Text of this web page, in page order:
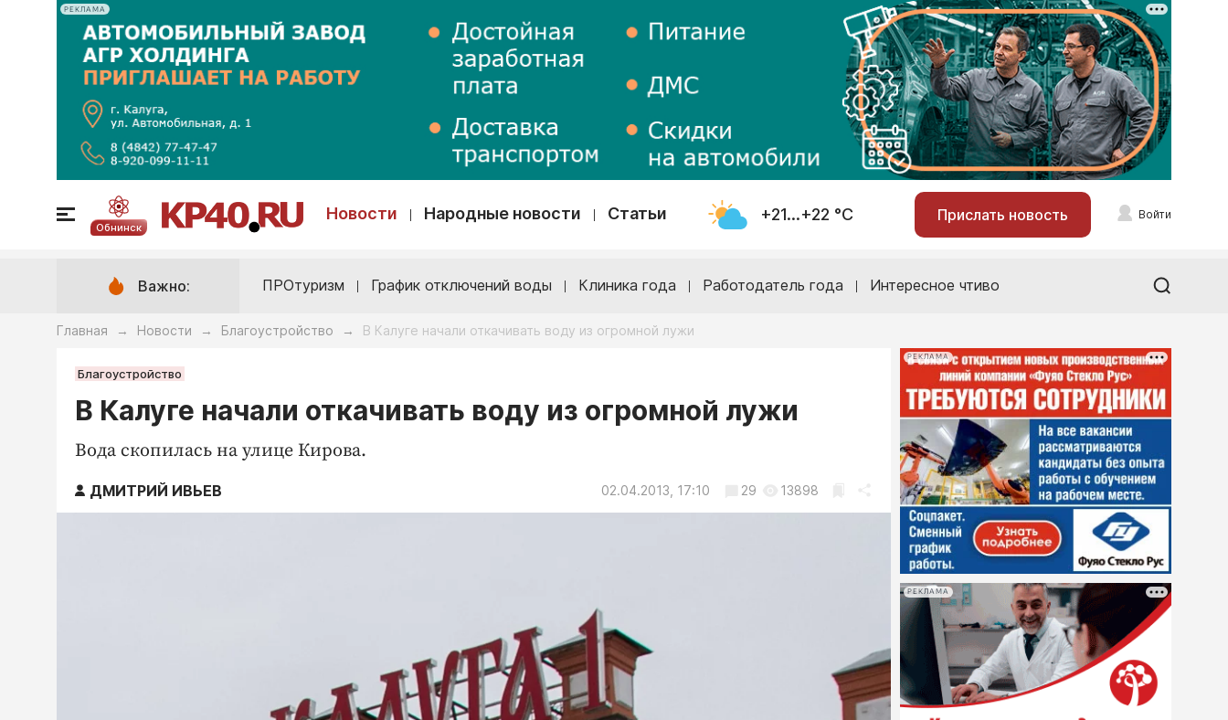
РЕКЛАМА
Обнинск
Новости Народные новости Статьи +21...+22 °С Прислать новость Войти
Важно: ПРОтуризм График отключений воды Клиника года Работодатель года Интересное чтиво
Главная → Новости → Благоустройство → В Калуге начали откачивать воду из огромной лужи
Благоустройство
В Калуге начали откачивать воду из огромной лужи
Вода скопилась на улице Кирова.
ДМИТРИЙ ИВЬЕВ 02.04.2013, 17:10 29 13898
РЕКЛАМА
РЕКЛАМА